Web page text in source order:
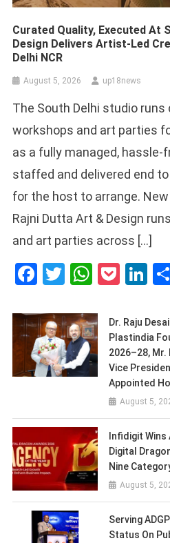
Curated Quality, Executed At
Design Delivers Artist-Led
Delhi NCR
August 5, 2026 up18news
The South Delhi studio
workshops and art parties
as a fully managed, hassle-
staffed and delivered end
for the host to arrange.
Rajni Dutta Art & Design
and art parties across […]
Facebook
Twitter
Dr. Raju
Plastindia
2026–28, Mr.
Vice
Appointed
August 5,
Infidigit Wins
Digital
Nine
August 5,
Serving
Status On